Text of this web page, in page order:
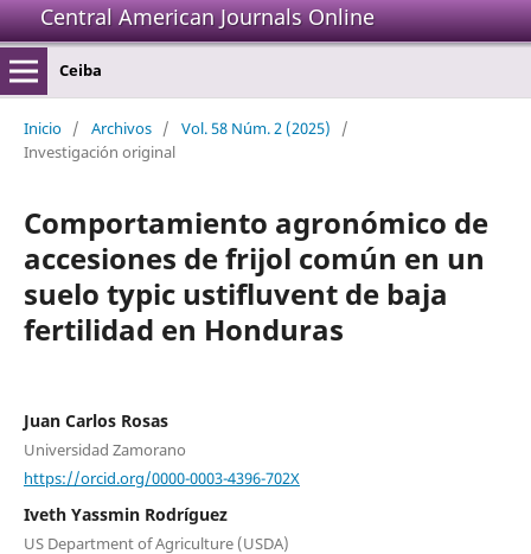
Central American Journals Online
Ceiba
Inicio / Archivos / Vol. 58 Núm. 2 (2025)
/
Investigación original
Comportamiento agronómico de
accesiones de frijol común en un
suelo typic ustifluvent de baja
fertilidad en Honduras
Juan Carlos Rosas
Universidad Zamorano
https://orcid.org/0000-0003-4396-702X
Iveth Yassmin Rodríguez
US Department of Agriculture (USDA)